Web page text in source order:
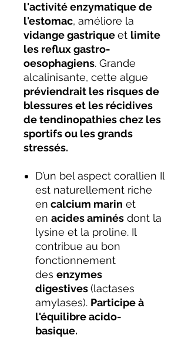
l'activité enzymatique de
l'estomac, améliore la
vidange gastriqueet limite
les reflux gastro-
oesophagiens. Grande
alcalinisante, cette algue
préviendrait les risques de
blessures et les récidives
de tendinopathies chez les
sportifs ou les grands
stressés.
D’un bel aspect corallien Il
est naturellement riche
en calcium marin et
en acides aminés dont la
lysine et la proline. Il
contribue au bon
fonctionnement
des enzymes
digestives(lactases
amylases). Participe à
l'équilibre acido-
basique.